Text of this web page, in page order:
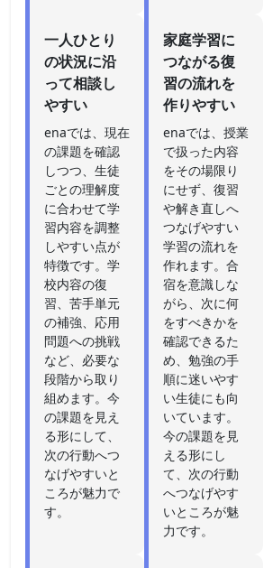
一人ひとり
の状況に沿
って相談し
やすい
enaでは、現在
の課題を確認
しつつ、生徒
ごとの理解度
に合わせて学
習内容を調整
しやすい点が
特徴です。学
校内容の復
習、苦手単元
の補強、応用
問題への挑戦
など、必要な
段階から取り
組めます。今
の課題を見え
る形にして、
次の行動へつ
なげやすいと
ころが魅力で
す。
家庭学習に
つながる復
習の流れを
作りやすい
enaでは、授業
で扱った内容
をその場限り
にせず、復習
や解き直しへ
つなげやすい
学習の流れを
作れます。合
宿を意識しな
がら、次に何
をすべきかを
確認できるた
め、勉強の手
順に迷いやす
い生徒にも向
いています。
今の課題を見
える形にし
て、次の行動
へつなげやす
いところが魅
力です。